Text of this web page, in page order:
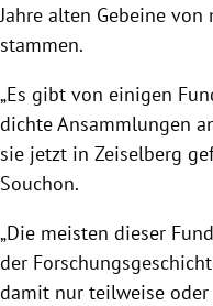
Jahre alten Gebeine
stammen.
„Es gibt von einigen
dichte Ansammlungen
sie jetzt in Zeiselberg
Souchon.
„Die meisten dieser
der
damit nur teilweise